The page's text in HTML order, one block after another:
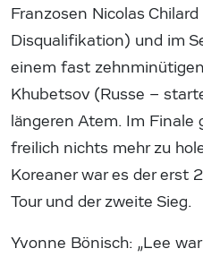
Franzosen Nicolas
Disqualifikation) und im
einem fast
Khubetsov (Russe –
längeren Atem. Im Finale
freilich nichts mehr zu
Koreaner war es der erst
Tour und der zweite Sieg.
Yvonne Bönisch: „Lee